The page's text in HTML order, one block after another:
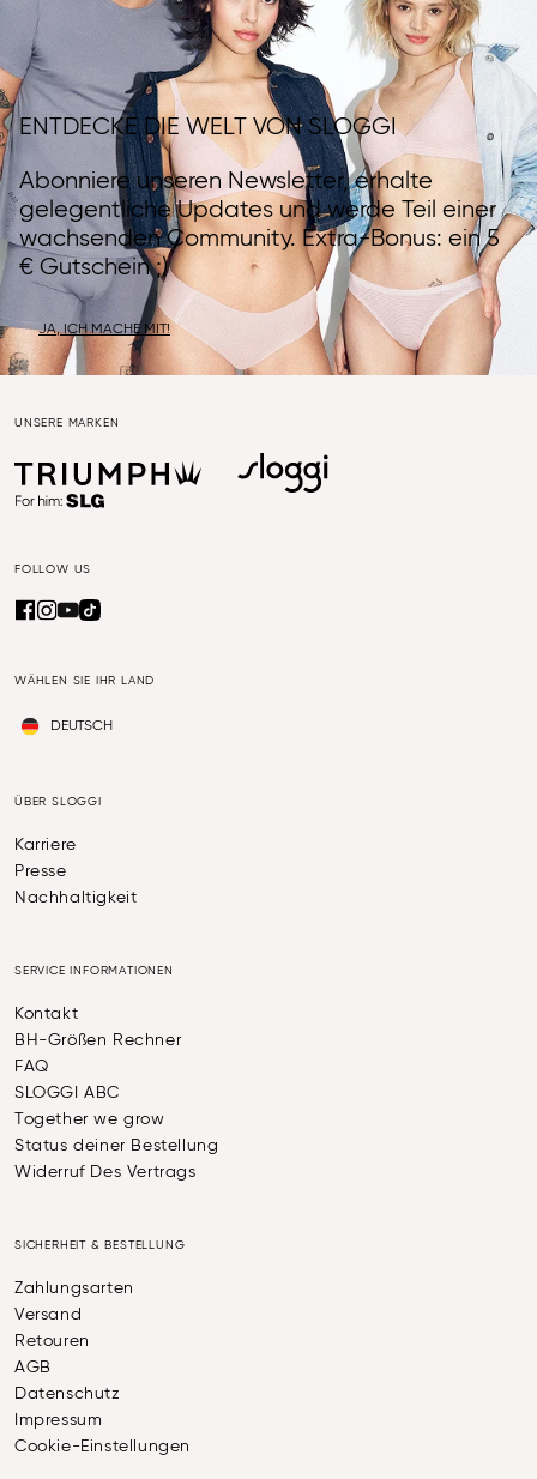
ENTDECKE DIE WELT VON SLOGGI
Abonniere unseren Newsletter, erhalte
gelegentliche Updates und werde Teil einer
wachsenden Community. Extra-Bonus: ein 5
€ Gutschein ;)
JA, ICH MACHE MIT!
UNSERE MARKEN
FOLLOW US
WÄHLEN SIE IHR LAND
DEUTSCH
ÜBER SLOGGI
Karriere
Presse
Nachhaltigkeit
SERVICE INFORMATIONEN
Kontakt
BH-Größen Rechner
FAQ
SLOGGI ABC
Together we grow
Status deiner Bestellung
Widerruf Des Vertrags
SICHERHEIT & BESTELLUNG
Zahlungsarten
Versand
Retouren
AGB
Datenschutz
Impressum
Cookie-Einstellungen